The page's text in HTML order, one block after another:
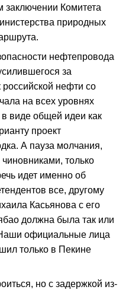
заключении Комитета
природных
нефтепровода
за
нефти со
на всех уровнях
виде общей идеи как
проект
А пауза молчания,
только
идет именно об
все, другому
Касьянова с его
должна была так или
официальные лица
только в Пекине
но с задержкой из-